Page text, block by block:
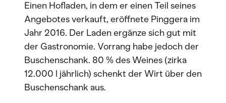
Einen Hofladen, in dem er einen Teil seines
Angebotes verkauft, eröffnete Pinggera im
Jahr 2016. Der Laden ergänze sich gut mit
der Gastronomie. Vorrang habe jedoch der
Buschenschank. 80 % des Weines (zirka
12.000 l jährlich) schenkt der Wirt über den
Buschenschank aus.